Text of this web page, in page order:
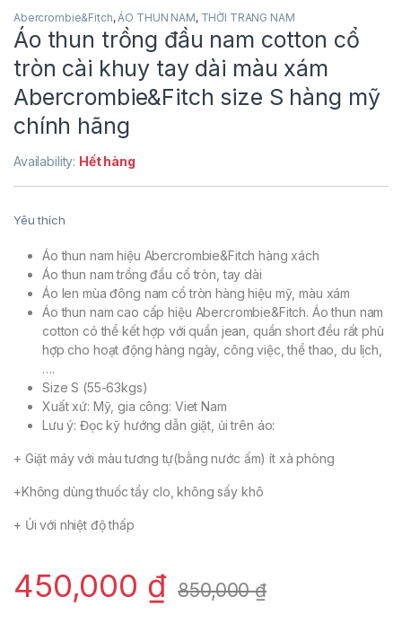
Abercrombie&Fitch,ÁO THUN NAM, THỜI TRANG NAM
Áo thun trồng đầu nam cotton cổ
tròn cài khuy tay dài màu xám
Abercrombie&Fitch size S hàng mỹ
chính hãng
Availability: Hết hàng
Yêu thích
Áo thun nam hiệu Abercrombie&Fitch hàng xách
Áo thun nam trồng đầu cổ tròn, tay dài
Áo len mùa đông nam cổ tròn hàng hiệu mỹ, màu xám
Áo thun nam cao cấp hiệu Abercrombie&Fitch. Áo thun nam
cotton có thể kết hợp với quần jean, quần short đều rất phù
hợp cho hoạt động hàng ngày, công việc, thể thao, du lịch,
….
Size S (55-63kgs)
Xuất xứ: Mỹ, gia công: Viet Nam
Lưu ý: Đọc kỹ hướng dẫn giặt, ủi trên áo:
+ Giặt máy với màu tương tự(bằng nước ấm) ít xà phòng
+Không dùng thuốc tẩy clo, không sấy khô
+ Ủi với nhiệt độ thấp
450,000 ₫ 850,000₫